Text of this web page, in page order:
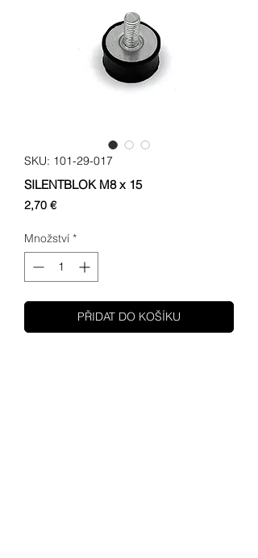
SKU: 101-29-017
SILENTBLOK M8 x 15
2,70 €Cena
Množství *
PŘIDAT DO KOŠÍKU